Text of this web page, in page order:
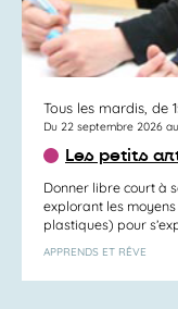
Tous les mardis, de
Du 22 septembre 2026
Les petits
Donner libre court à
explorant les
plastiques) pour
APPRENDS ET RÊVE